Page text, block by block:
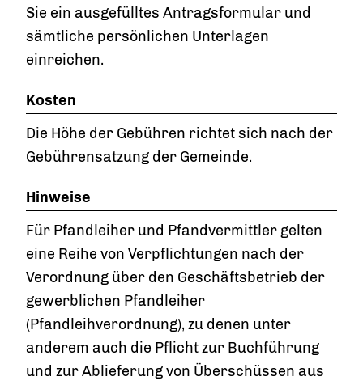
Sie ein ausgefülltes Antragsformular und
sämtliche persönlichen Unterlagen
einreichen.
Kosten
Die Höhe der Gebühren richtet sich nach der
Gebührensatzung der Gemeinde.
Hinweise
Für Pfandleiher und Pfandvermittler gelten
eine Reihe von Verpflichtungen nach der
Verordnung über den Geschäftsbetrieb der
gewerblichen Pfandleiher
(Pfandleihverordnung), zu denen unter
anderem auch die Pflicht zur Buchführung
und zur Ablieferung von Überschüssen aus